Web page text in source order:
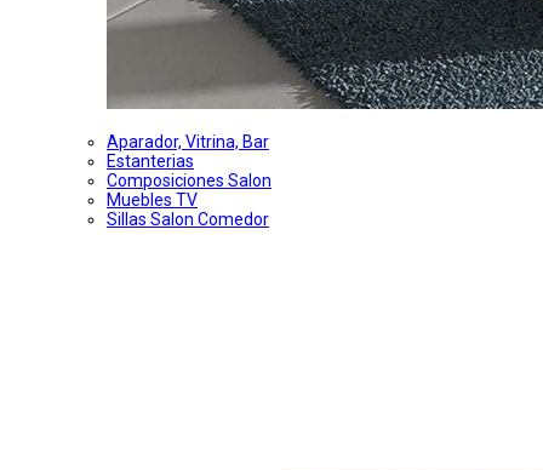
Aparador, Vitrina, Bar
Estanterias
Composiciones Salon
Muebles TV
Sillas Salon Comedor